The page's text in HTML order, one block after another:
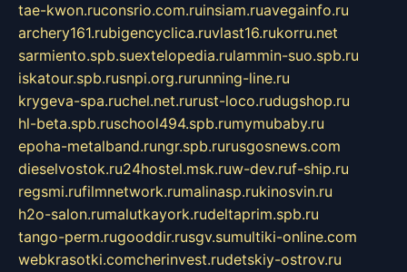
tae-kwon.ruconsrio.com.ruinsiam.ruavegainfo.ru
archery161.rubigencyclica.ruvlast16.rukorru.net
sarmiento.spb.suextelopedia.rulammin-suo.spb.ru
iskatour.spb.rusnpi.org.rurunning-line.ru
krygeva-spa.ruchel.net.rurust-loco.rudugshop.ru
hl-beta.spb.ruschool494.spb.rumymubaby.ru
epoha-metalband.rungr.spb.rurusgosnews.com
dieselvostok.ru24hostel.msk.ruw-dev.ruf-ship.ru
regsmi.rufilmnetwork.rumalinasp.rukinosvin.ru
h2o-salon.rumalutkayork.rudeltaprim.spb.ru
tango-perm.rugooddir.rusgv.sumultiki-online.com
webkrasotki.comcherinvest.rudetskiy-ostrov.ru